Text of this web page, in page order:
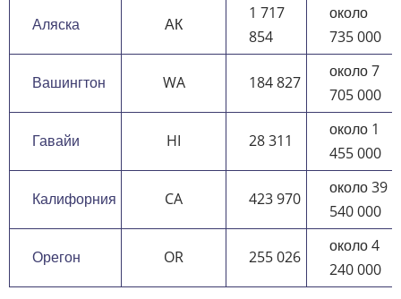
Аляска АК
1 717
854
около
735 000
Вашингтон WA 184 827
около 7
705 000
Гавайи HI 28 311
около 1
455 000
Калифорния CA 423 970
около 39
540 000
Орегон OR 255 026
около 4
240 000